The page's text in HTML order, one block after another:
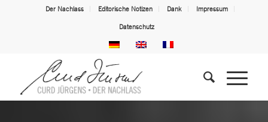
Der Nachlass Editorische Notizen Dank Impressum
Datenschutz